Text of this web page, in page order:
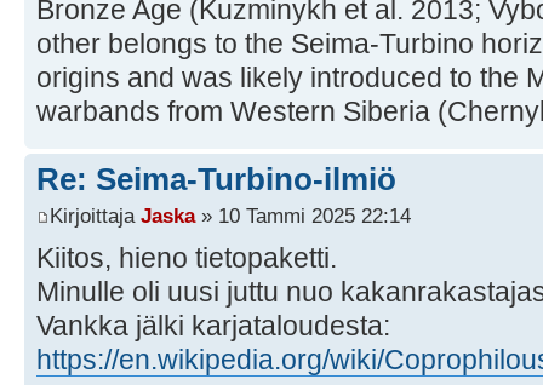
Bronze Age (Kuzminykh et al. 2013;
other belongs to the Seima-Turbino
origins and was likely introduced to the
warbands from Western Siberia
Re: Seima-Turbino-ilmiö
Kirjoittaja Jaska» 10 Tammi 2025 22:14
Kiitos, hieno tietopaketti.
Minulle oli uusi juttu nuo
Vankka jälki karjataloudesta:
https://en.wikipedia.org/wiki/